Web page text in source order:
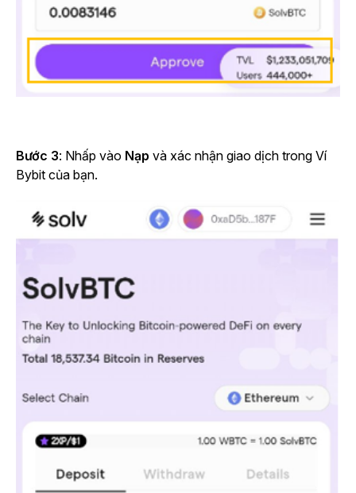
Bước 3: Nhấp vào Nạp và xác nhận giao dịch trong Ví
Bybit của bạn.